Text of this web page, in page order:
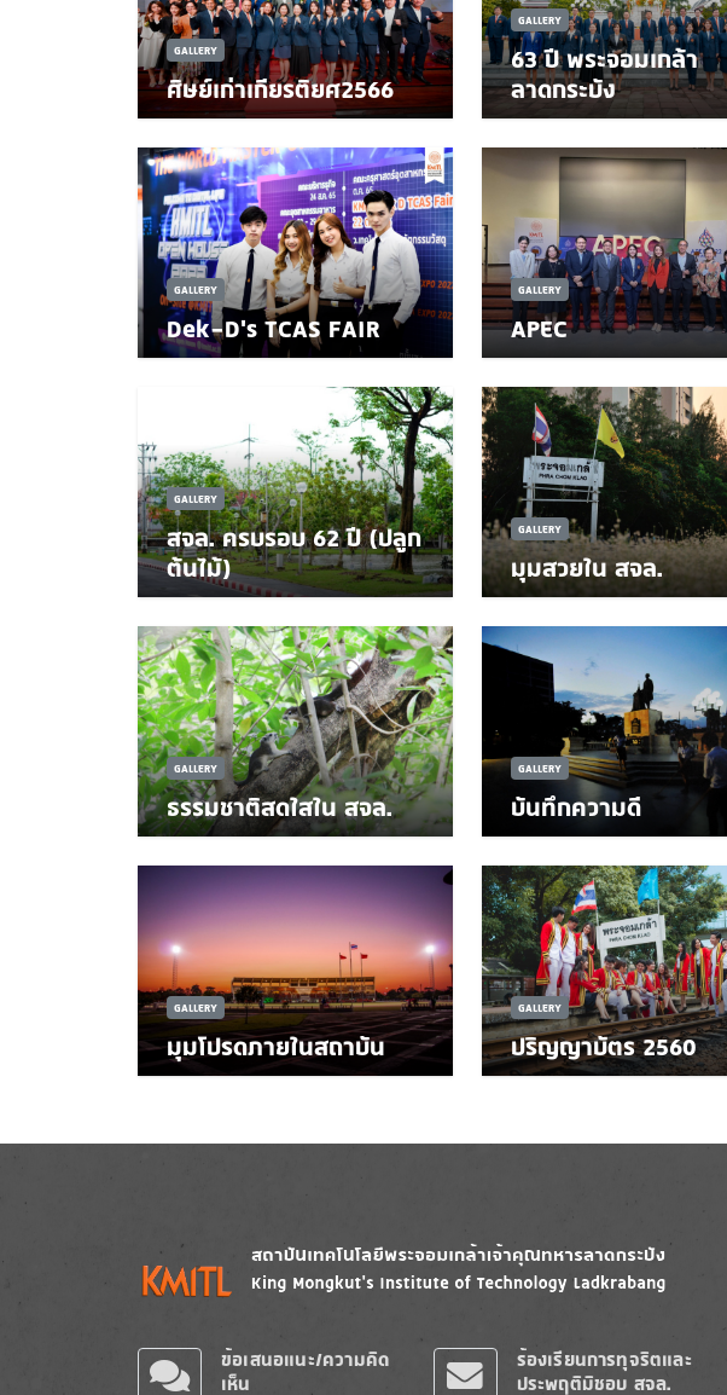
GALLERY
ศิษย์เก่าเกียรติยศ2566
GALLERY
63 ปี พระจอมเกล้า
ลาดกระบัง
GALLERY
Dek-D's TCAS FAIR
GALLERY
APEC
GALLERY
สจล. ครบรอบ 62 ปี (ปลูก
ต้นไม้)
GALLERY
มุมสวยใน สจล.
GALLERY
ธรรมชาติสดใสใน สจล.
GALLERY
บันทึกความดี
GALLERY
มุมโปรดภายในสถาบัน
GALLERY
ปริญญาบัตร 2560
Image Image
ข้อเสนอแนะ/ความคิด
เห็น
ร้องเรียนการทุจริตและ
ประพฤติมิชอบ สจล.